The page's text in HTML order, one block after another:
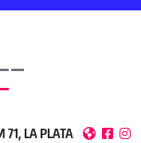
71, LA PLATA   